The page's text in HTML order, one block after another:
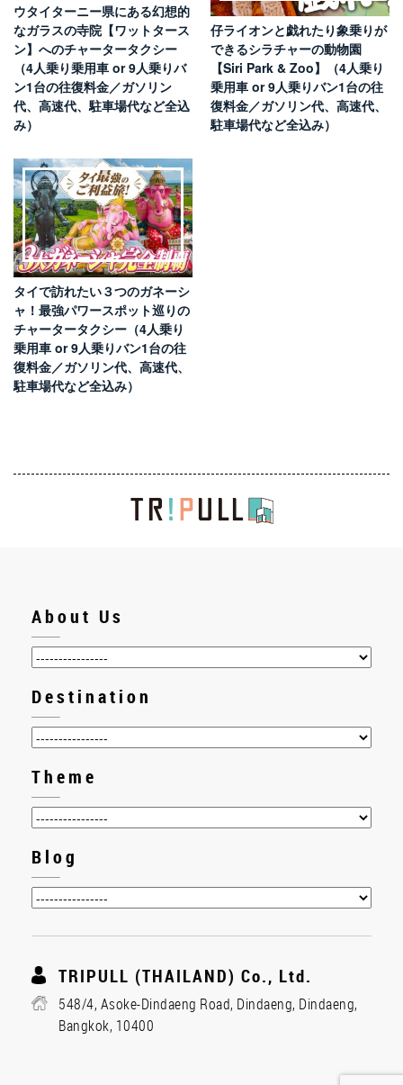
ウタイターニー県にある幻想的
なガラスの寺院【ワットタース
ン】へのチャータータクシー
（4人乗り乗用車 or 9人乗りバ
ン1台の往復料金／ガソリン
代、高速代、駐車場代など全込
み）
仔ライオンと戯れたり象乗りが
できるシラチャーの動物園
【Siri Park & Zoo】（4人乗り
乗用車 or 9人乗りバン1台の往
復料金／ガソリン代、高速代、
駐車場代など全込み）
タイで訪れたい３つのガネーシ
ャ！最強パワースポット巡りの
チャータータクシー（4人乗り
乗用車 or 9人乗りバン1台の往
復料金／ガソリン代、高速代、
駐車場代など全込み）
About Us
Destination
Theme
Blog
TRIPULL (THAILAND) Co., Ltd.
548/4, Asoke-Dindaeng Road, Dindaeng, Dindaeng,
Bangkok, 10400